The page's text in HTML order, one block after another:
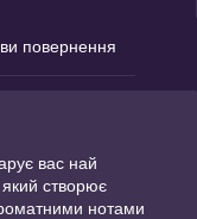
повернення
вас най
створює
нотами